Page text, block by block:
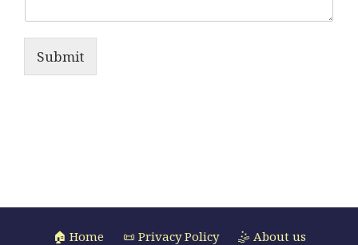
Submit
🏠 Home 📜 Privacy Policy
🤹 About us